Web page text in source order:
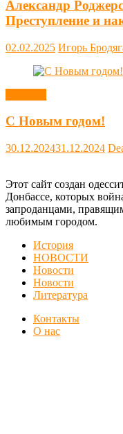
Александр
Преступление и
02.02.2025 Игорь
С Новым годом!
30.12.202431.12.2024
Этот сайт создан
Донбассе, которых
запроданцами,
любимым городом.
История
НОВОСТИ
Новости
Новости
Литература
Контакты
О нас